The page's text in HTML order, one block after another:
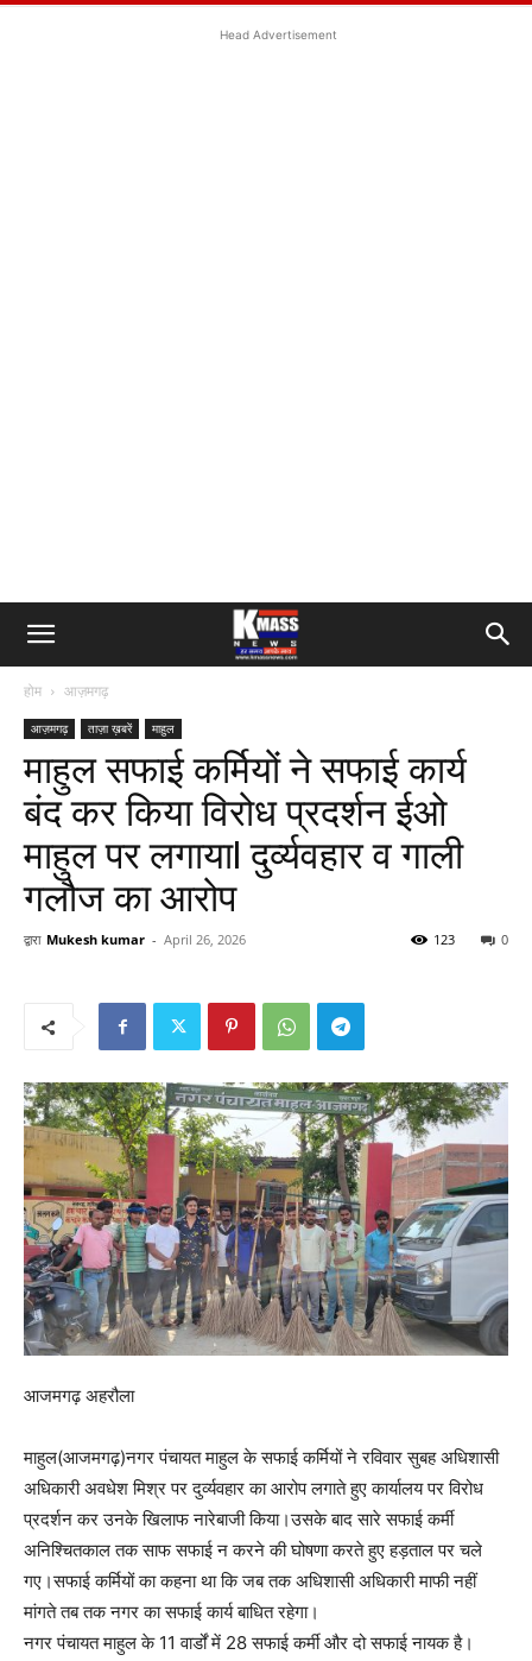
Head Advertisement
होम आज़मगढ़
आज़मगढ़ ताज़ा ख़बरें माहुल
माहुल सफाई कर्मियों ने सफाई कार्य
बंद कर किया विरोध प्रदर्शन ईओ
माहुल पर लगायाl दुर्व्यवहार व गाली
गलौज का आरोप
द्वारा Mukesh kumar - April 26, 2026 0
123
आजमगढ़ अहरौला
माहुल(आजमगढ़)नगर पंचायत माहुल के सफाई कर्मियों ने रविवार सुबह अधिशासी
अधिकारी अवधेश मिश्र पर दुर्व्यवहार का आरोप लगाते हुए कार्यालय पर विरोध
प्रदर्शन कर उनके खिलाफ नारेबाजी किया।उसके बाद सारे सफाई कर्मी
अनिश्चितकाल तक साफ सफाई न करने की घोषणा करते हुए हड़ताल पर चले
गए।सफाई कर्मियों का कहना था कि जब तक अधिशासी अधिकारी माफी नहीं
मांगते तब तक नगर का सफाई कार्य बाधित रहेगा।
नगर पंचायत माहुल के 11 वार्डों में 28 सफाई कर्मी और दो सफाई नायक है।